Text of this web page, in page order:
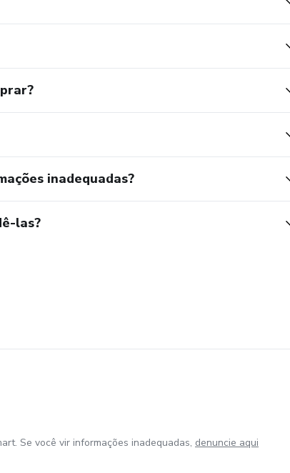
inadequadas?
las?
Se você vir informações inadequadas, denuncie aqui